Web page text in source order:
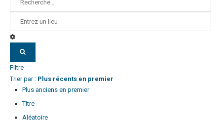
Filtre
Trier par : Plus récents en premier
Plus anciens en premier
Titre
Aléatoire